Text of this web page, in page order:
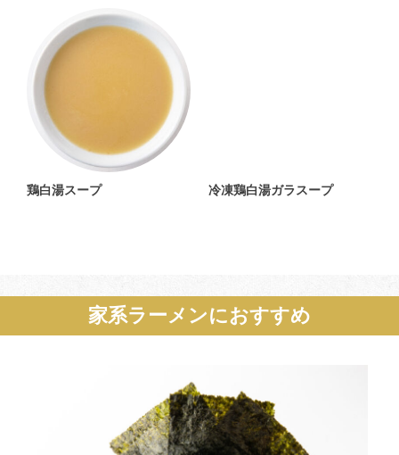
鶏白湯スープ 冷凍鶏白湯ガラスープ
家系ラーメンにおすすめ